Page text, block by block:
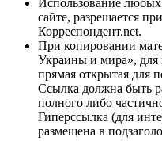
сайте, разрешается
Корреспондент.net.
При копировании
Украины и мира», для
прямая открытая для
Ссылка должна быть
полного либо
Гиперссылка (для
размещена в